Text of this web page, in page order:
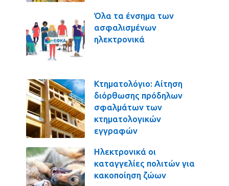
Όλα τα ένσημα των
ασφαλισμένων
ηλεκτρονικά
Κτηματολόγιο: Αίτηση
διόρθωσης πρόδηλων
σφαλμάτων των
κτηματολογικών
εγγραφών
Ηλεκτρονικά οι
καταγγελίες πολιτών για
κακοποίηση ζώων